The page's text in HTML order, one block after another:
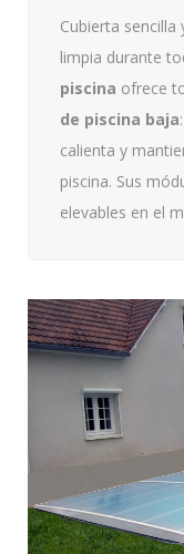
Cubierta
limpia durante
piscina ofrece
de piscina baja
calienta y
piscina. Sus
elevables en el